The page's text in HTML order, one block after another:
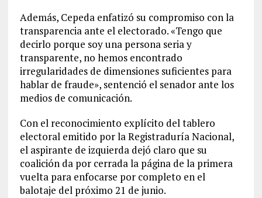
Además, Cepeda enfatizó su compromiso con la
transparencia ante el electorado. «Tengo que
decirlo porque soy una persona seria y
transparente, no hemos encontrado
irregularidades de dimensiones suficientes para
hablar de fraude», sentenció el senador ante los
medios de comunicación.
Con el reconocimiento explícito del tablero
electoral emitido por la Registraduría Nacional,
el aspirante de izquierda dejó claro que su
coalición da por cerrada la página de la primera
vuelta para enfocarse por completo en el
balotaje del próximo 21 de junio.